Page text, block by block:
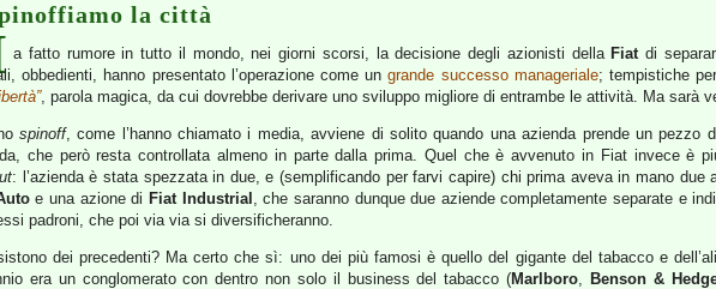
la città
a fatto rumore in tutto il mondo, nei giorni scorsi, la decisione degli azionisti della Fiatdi
obbedienti, hanno presentato l’operazione come ungrande successo manageriale; tempistiche
, parola magica, da cui dovrebbe derivare uno sviluppo migliore di entrambe le attività. Ma sarà
spinoff, come l’hanno chiamato i media, avviene di solito quando una azienda prende un pezzo
che però resta controllata almeno in parte dalla prima. Quel che è avvenuto in Fiat invece è
: l’azienda è stata spezzata in due, e (semplificando per farvi capire) chi prima aveva in mano
e una azione di Fiat Industrial , che saranno dunque due aziende completamente separate e
padroni, che poi via via si diversificheranno.
dei precedenti? Ma certo che sì: uno dei più famosi è quello del gigante del tabacco e
era un conglomerato con dentro non solo il business del tabacco (Marlboro, Benson &